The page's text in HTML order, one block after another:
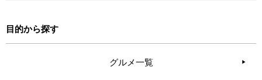
目的から探す
グルメ一覧